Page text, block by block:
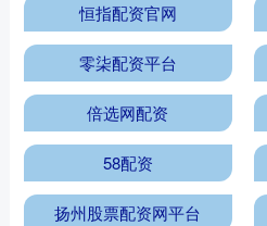
恒指配资官网
零柒配资平台
倍选网配资
58配资
扬州股票配资网平台